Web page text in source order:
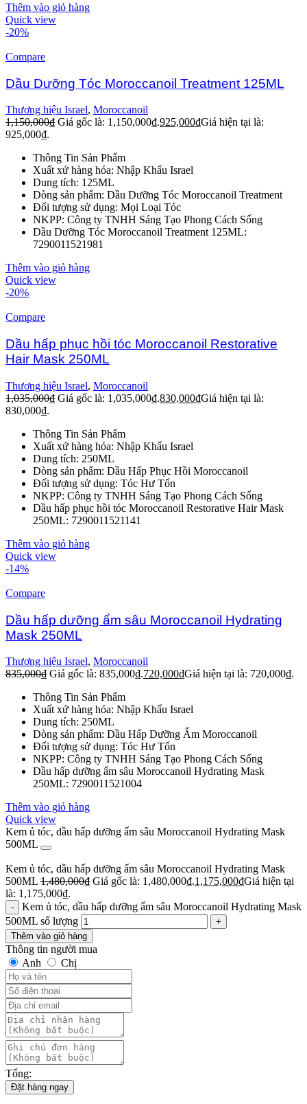
Thêm vào giỏ hàng
Quick view
-20%
Compare
Dầu Dưỡng Tóc Moroccanoil Treatment 125ML
Thương hiệu Israel, Moroccanoil
1,150,000₫ Giá gốc là: 1,150,000₫.925,000₫Giá hiện tại là:
925,000₫.
Thông Tin Sản Phẩm
Xuất xứ hàng hóa: Nhập Khẩu Israel
Dung tích: 125ML
Dòng sản phẩm: Dầu Dưỡng Tóc Moroccanoil Treatment
Đối tượng sử dụng: Mọi Loại Tóc
NKPP: Công ty TNHH Sáng Tạo Phong Cách Sống
Dầu Dưỡng Tóc Moroccanoil Treatment 125ML:
7290011521981
Thêm vào giỏ hàng
Quick view
-20%
Compare
Dầu hấp phục hồi tóc Moroccanoil Restorative
Hair Mask 250ML
Thương hiệu Israel, Moroccanoil
1,035,000₫ Giá gốc là: 1,035,000₫.830,000₫Giá hiện tại là:
830,000₫.
Thông Tin Sản Phẩm
Xuất xứ hàng hóa: Nhập Khẩu Israel
Dung tích: 250ML
Dòng sản phẩm: Dầu Hấp Phục Hồi Moroccanoil
Đối tượng sử dụng: Tóc Hư Tổn
NKPP: Công ty TNHH Sáng Tạo Phong Cách Sống
Dầu hấp phục hồi tóc Moroccanoil Restorative Hair Mask
250ML: 7290011521141
Thêm vào giỏ hàng
Quick view
-14%
Compare
Dầu hấp dưỡng ẩm sâu Moroccanoil Hydrating
Mask 250ML
Thương hiệu Israel, Moroccanoil
835,000₫ Giá gốc là: 835,000₫.720,000₫Giá hiện tại là: 720,000₫.
Thông Tin Sản Phẩm
Xuất xứ hàng hóa: Nhập Khẩu Israel
Dung tích: 250ML
Dòng sản phẩm: Dầu Hấp Dưỡng Ẩm Moroccanoil
Đối tượng sử dụng: Tóc Hư Tổn
NKPP: Công ty TNHH Sáng Tạo Phong Cách Sống
Dầu hấp dưỡng ẩm sâu Moroccanoil Hydrating Mask
250ML: 7290011521004
Thêm vào giỏ hàng
Quick view
Kem ủ tóc, dầu hấp dưỡng ẩm sâu Moroccanoil Hydrating Mask
500ML
Kem ủ tóc, dầu hấp dưỡng ẩm sâu Moroccanoil Hydrating Mask
500ML 1,480,000₫ Giá gốc là: 1,480,000₫.1,175,000₫Giá hiện tại
là: 1,175,000₫.
Kem ủ tóc, dầu hấp dưỡng ẩm sâu Moroccanoil Hydrating Mask
500ML số lượng
Thêm vào giỏ hàng
Thông tin người mua
Anh
Chị
Tổng:
Đặt hàng ngay